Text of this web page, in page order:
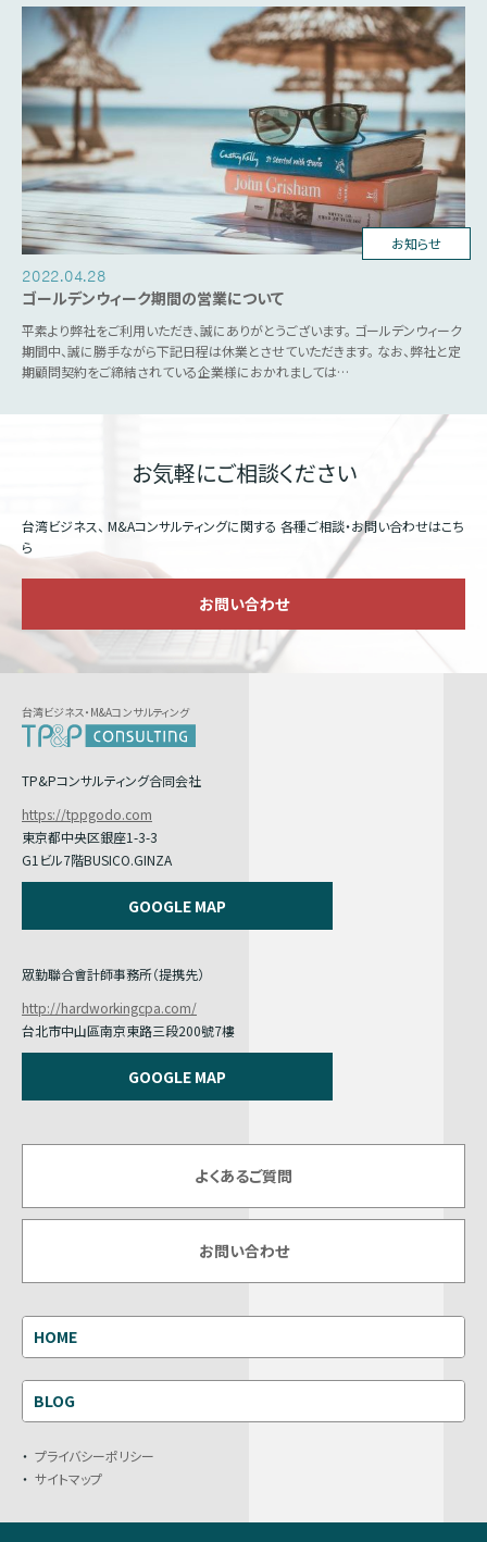
お知らせ
2022.04.28
ゴールデンウィーク期間の営業について
平素より弊社をご利用いただき、誠にありがとうございます。 ゴールデンウィーク
期間中、誠に勝手ながら下記日程は休業とさせていただきます。 なお、弊社と定
期顧問契約をご締結されている企業様におかれましては…
お気軽にご相談ください
台湾ビジネス、 M&Aコンサルティングに関する 各種ご相談・お問い合わせはこち
ら
お問い合わせ
台湾ビジネス・M&Aコンサルティング
TP&Pコンサルティング合同会社
https://tppgodo.com
東京都中央区銀座1-3-3
G1ビル7階BUSICO.GINZA
GOOGLE MAP
眾勤聯合會計師事務所（提携先）
http://hardworkingcpa.com/
台北市中山區南京東路三段200號7樓
GOOGLE MAP
よくあるご質問
お問い合わせ
HOME
BLOG
プライバシーポリシー
サイトマップ